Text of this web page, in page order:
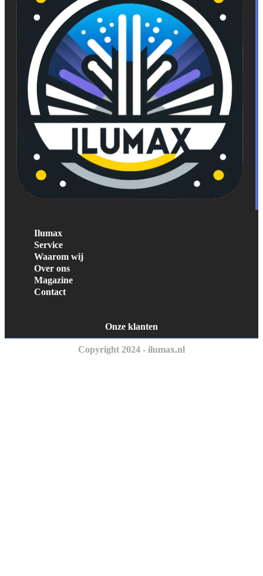
Ilumax
Service
Waarom wij
Over ons
Magazine
Contact
Onze klanten
Copyright 2024 - ilumax.nl